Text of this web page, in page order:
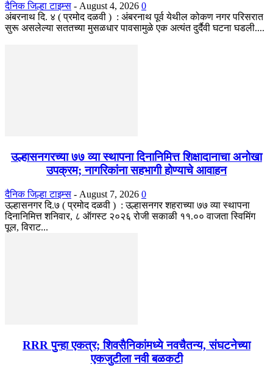
दैनिक जिल्हा टाइम्स - August 4, 2026 0
अंबरनाथ दि. ४ ( प्रमोद दळवी ) : अंबरनाथ पूर्व येथील कोकण नगर परिसरात
सुरू असलेल्या सततच्या मुसळधार पावसामुळे एक अत्यंत दुर्दैवी घटना घडली....
उल्हासनगरच्या ७७ व्या स्थापना दिनानिमित्त शिक्षादानाचा अनोखा
उपक्रम; नागरिकांना सहभागी होण्याचे आवाहन
दैनिक जिल्हा टाइम्स - August 7, 2026 0
उल्हासनगर दि.७ ( प्रमोद दळवी ) : उल्हासनगर शहराच्या ७७ व्या स्थापना
दिनानिमित्त शनिवार, ८ ऑगस्ट २०२६ रोजी सकाळी ११.०० वाजता स्विमिंग
पूल, विराट...
RRR पुन्हा एकत्र; शिवसैनिकांमध्ये नवचैतन्य, संघटनेच्या
एकजुटीला नवी बळकटी